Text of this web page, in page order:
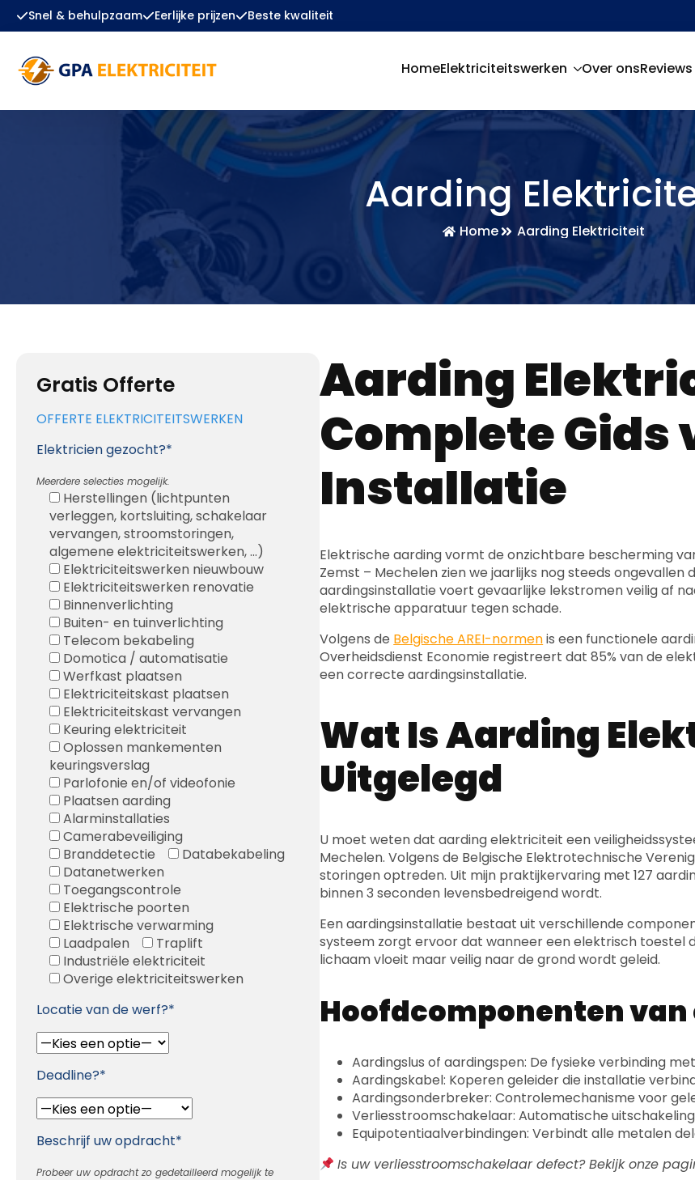
Snel & behulpzaam Eerlijke prijzen Beste kwaliteit
HomeElektriciteitswerken Over onsReviews
Aarding
Home Aarding Elektriciteit
Gratis Offerte
OFFERTE ELEKTRICITEITSWERKEN
Elektricien gezocht?*
Meerdere selecties mogelijk.
Herstellingen (lichtpunten
verleggen, kortsluiting, schakelaar
vervangen, stroomstoringen,
algemene elektriciteitswerken, ...)
Elektriciteitswerken nieuwbouw
Elektriciteitswerken renovatie
Binnenverlichting
Buiten- en tuinverlichting
Telecom bekabeling
Domotica / automatisatie
Werfkast plaatsen
Elektriciteitskast plaatsen
Elektriciteitskast vervangen
Keuring elektriciteit
Oplossen mankementen
keuringsverslag
Parlofonie en/of videofonie
Plaatsen aarding
Alarminstallaties
Camerabeveiliging
Branddetectie
Databekabeling
Datanetwerken
Toegangscontrole
Elektrische poorten
Elektrische verwarming
Laadpalen
Traplift
Industriële elektriciteit
Overige elektriciteitswerken
Locatie van de werf?*
Deadline?*
Beschrijf uw opdracht*
Probeer uw opdracht zo gedetailleerd mogelijk te
Aarding
Complete Gids
Installatie
Elektrische aarding vormt de onzichtbare bescherming
Zemst – Mechelen zien we jaarlijks nog steeds
aardingsinstallatie voert gevaarlijke lekstromen veilig af
elektrische apparatuur tegen schade.
Volgens de Belgische AREI-normenis een functionele
Overheidsdienst Economie registreert dat 85% van de
een correcte aardingsinstallatie.
Wat Is Aarding
Uitgelegd
U moet weten dat aarding elektriciteit een
Mechelen. Volgens de Belgische Elektrotechnische
storingen optreden. Uit mijn praktijkervaring met 127
binnen 3 seconden levensbedreigend wordt.
Een aardingsinstallatie bestaat uit verschillende
systeem zorgt ervoor dat wanneer een elektrisch toestel
lichaam vloeit maar veilig naar de grond wordt geleid.
Hoofdcomponenten
Aardingslus of aardingspen: De fysieke verbinding
Aardingskabel: Koperen geleider die installatie
Aardingsonderbreker: Controlemechanisme voor
Verliesstroomschakelaar: Automatische
Equipotentiaalverbindingen: Verbindt alle metalen
Is uw verliesstroomschakelaar defect? Bekijk onze